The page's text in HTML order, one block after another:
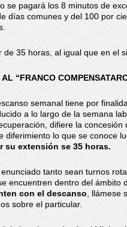
se pagará los 8 minutos de
días comunes y del 100 por
35 horas, al igual que en el
“FRANCO
semanal tiene por
a lo largo de la semana
difiere la
diferimiento lo que se conoce
su extensión se 35 horas.
tanto sean turnos
encuentren dentro del ámbito
con el descanso ,
sobre el particular.